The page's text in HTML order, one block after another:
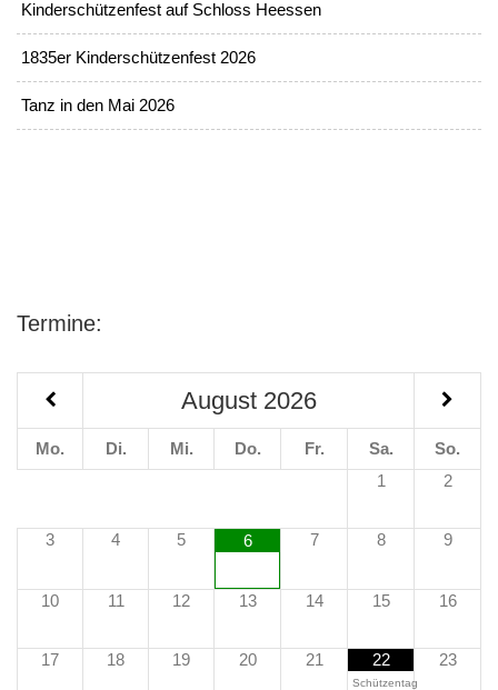
Kinderschützenfest auf Schloss Heessen
1835er Kinderschützenfest 2026
Tanz in den Mai 2026
Termine:
August 2026
Mo. Di. Mi. Do. Fr. Sa.
So.
1
2
3 4 5 6 7 8 9
10 11 12 13 14 15 16
17 18 19 20 21 22
Schützentag
23